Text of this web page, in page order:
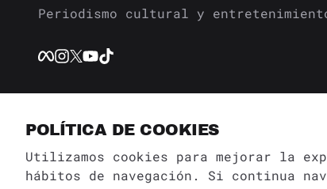
Periodismo cultural y
© 2026 Revista Yaconic. Todos los derechos
POLÍTICA DE COOKIES
Utilizamos cookies para mejorar la
hábitos de navegación. Si continua